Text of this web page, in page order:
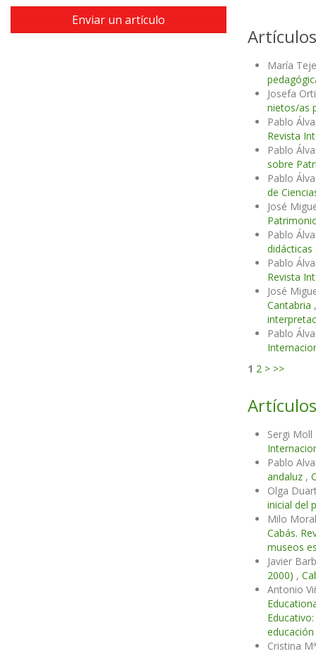
María
Josefa
nietos/as
Pablo
Revista
Pablo
sobre
Pablo
de
José
Pablo
didácticas
Pablo
Revista
José
Cantabria
Pablo
1 2 > >>
Sergi
Pablo
andaluz ,
Olga
inicial del
Milo
Cabás.
museos
Javier
2000) ,
Antonio
Cristina
Enviar un artículo